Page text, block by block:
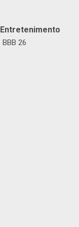
Entretenimento
BBB 26